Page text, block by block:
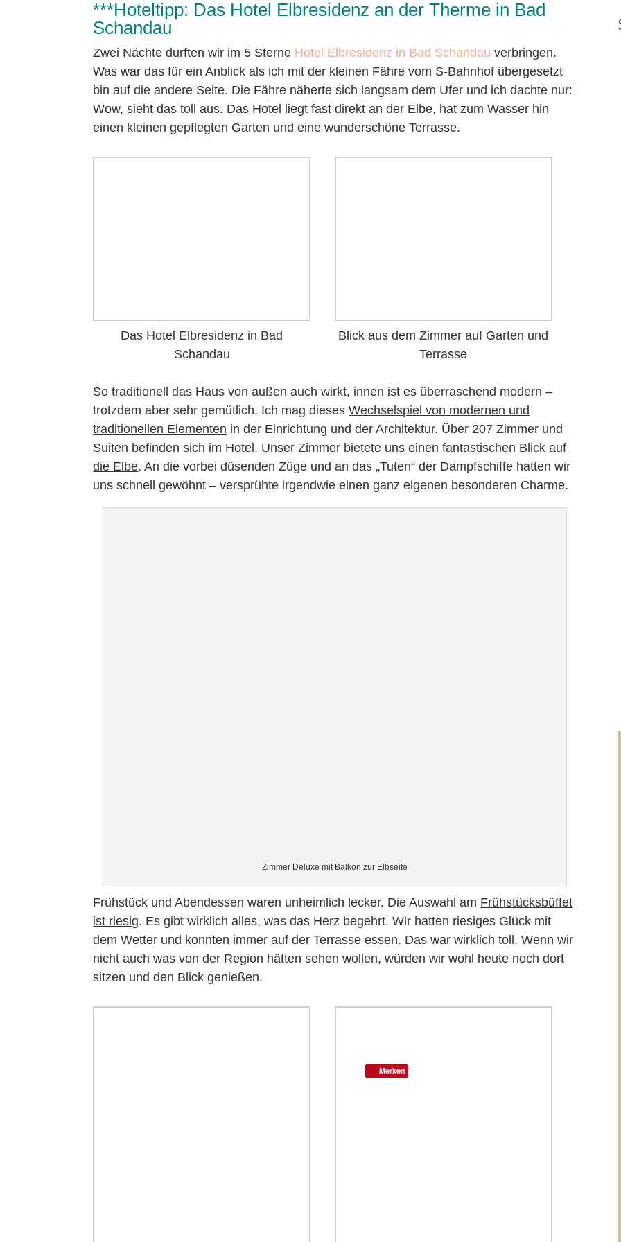
***Hoteltipp: Das Hotel Elbresidenz an der Therme in Bad
Schandau
Zwei Nächte durften wir im 5 Sterne Hotel Elbresidenz in Bad Schandau verbringen.
Was war das für ein Anblick als ich mit der kleinen Fähre vom S-Bahnhof übergesetzt
bin auf die andere Seite. Die Fähre näherte sich langsam dem Ufer und ich dachte nur:
Wow, sieht das toll aus. Das Hotel liegt fast direkt an der Elbe, hat zum Wasser hin
einen kleinen gepflegten Garten und eine wunderschöne Terrasse.
Das Hotel Elbresidenz in Bad
Schandau
Blick aus dem Zimmer auf Garten und
Terrasse
So traditionell das Haus von außen auch wirkt, innen ist es überraschend modern –
trotzdem aber sehr gemütlich. Ich mag diesesWechselspiel von modernen und
traditionellen Elementen in der Einrichtung und der Architektur. Über 207 Zimmer und
Suiten befinden sich im Hotel. Unser Zimmer bietete uns einenfantastischen Blick auf
die Elbe. An die vorbei düsenden Züge und an das „Tuten“ der Dampfschiffe hatten wir
uns schnell gewöhnt – versprühte irgendwie einen ganz eigenen besonderen Charme.
Zimmer Deluxe mit Balkon zur Elbseite
Frühstück und Abendessen waren unheimlich lecker. Die Auswahl am Frühstücksbüffet
ist riesig. Es gibt wirklich alles, was das Herz begehrt. Wir hatten riesiges Glück mit
dem Wetter und konnten immerauf der Terrasse essen. Das war wirklich toll. Wenn wir
nicht auch was von der Region hätten sehen wollen, würden wir wohl heute noch dort
sitzen und den Blick genießen.
Merken